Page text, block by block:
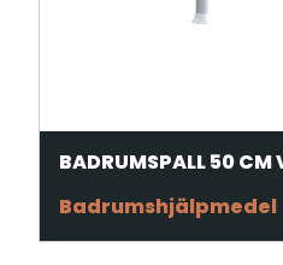
BADRUMSPALL 50 CM
Badrumshjälpmedel